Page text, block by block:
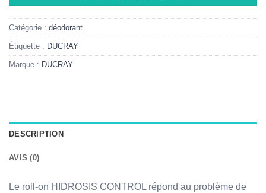
Catégorie : déodorant
Étiquette : DUCRAY
Marque : DUCRAY
DESCRIPTION
AVIS (0)
Le roll-on HIDROSIS CONTROL répond au problème de